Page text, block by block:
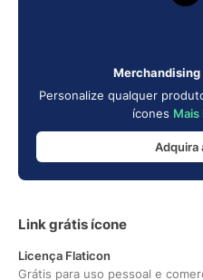
Merchandising
Personalize qualquer
ícones
Adquira
Link grátis ícone
Licença Flaticon
Grátis para uso pessoal e